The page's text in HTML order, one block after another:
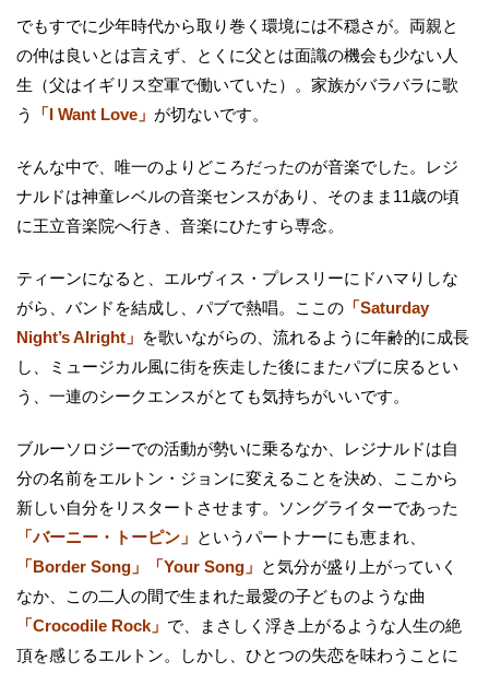
でもすでに少年時代から取り巻く環境には不穏さが。両親と
の仲は良いとは言えず、とくに父とは面識の機会も少ない人
生（父はイギリス空軍で働いていた）。家族がバラバラに歌
う
「I Want Love」 が切ないです。
そんな中で、唯一のよりどころだったのが音楽でした。レジ
ナルドは神童レベルの音楽センスがあり、そのまま11歳の頃
に王立音楽院へ行き、音楽にひたすら専念。
ティーンになると、エルヴィス・プレスリーにドハマりしな
がら、バンドを結成し、パブで熱唱。ここの 「Saturday
Night’s Alright」 を歌いながらの、流れるように年齢的に成長
し、ミュージカル風に街を疾走した後にまたパブに戻るとい
う、一連のシークエンスがとても気持ちがいいです。
ブルーソロジーでの活動が勢いに乗るなか、レジナルドは自
分の名前をエルトン・ジョンに変えることを決め、ここから
新しい自分をリスタートさせます。ソングライターであった
「バーニー・トーピン」 というパートナーにも恵まれ、
「Border Song」「Your Song」 と気分が盛り上がっていく
なか、この二人の間で生まれた最愛の子どものような曲
「Crocodile Rock」 で、まさしく浮き上がるような人生の絶
頂を感じるエルトン。しかし、ひとつの失恋を味わうことに